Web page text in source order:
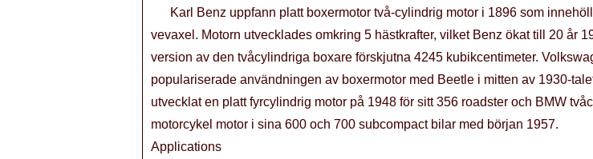
Karl Benz uppfann platt boxermotor två-cylindrig motor i 1896 som
vevaxel. Motorn utvecklades omkring 5 hästkrafter, vilket Benz ökat till 20 år
version av den tvåcylindriga boxare förskjutna 4245 kubikcentimeter.
populariserade användningen av boxermotor med Beetle i mitten av 1930-
utvecklat en platt fyrcylindrig motor på 1948 för sitt 356 roadster och BMW
motorcykel motor i sina 600 och 700 subcompact bilar med början 1957.
Applications